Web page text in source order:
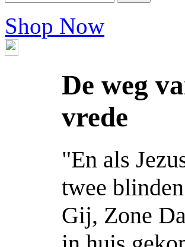
Shop Now
De weg
vrede
"En als
twee
Gij, Zone